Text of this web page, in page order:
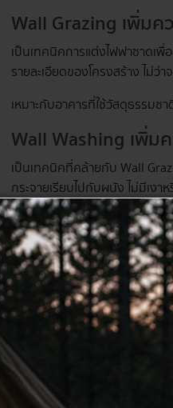
Wall Grazing เพิ่ม
เป็นเทคนิคการแต่งไฟฟาซาดเ
รายละเอียดของโครงสร้าง ไม่
เหมาะกับอาคารที่ใช้วัสดุธรรม
Wall Washing เพิ่ม
เป็นเทคนิคที่คล้ายกับ Wall
กระจายเรียบไปกับผนัง ไม่มีเง
เหมาะกับอาคารสำนักงาน โร
Accent Lighting เน้
เป็นการออกแบบแสงไฟเพื่อเน้น
หรือองค์ประกอบสำคัญของอา
เหมาะกับอาคารที่ต้องการเน้
Silhouette Lighting
เป็นการแต่งไฟด้วยการเล่นกับ